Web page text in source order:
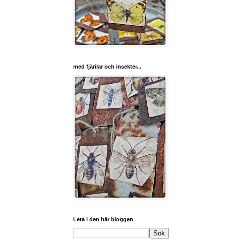
med fjärilar och insekter...
Leta i den här bloggen